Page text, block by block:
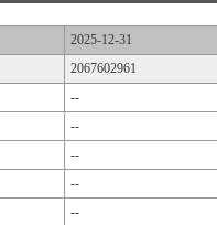
2025-12-31
2067602961
--
--
--
--
--